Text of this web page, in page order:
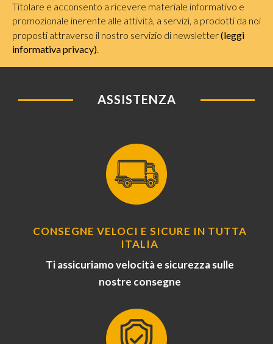
Titolare e acconsento a ricevere materiale informativo e
promozionale inerente alle attività, a servizi, a prodotti da noi
proposti attraverso il nostro servizio di newsletter(leggi
informativa privacy)
ASSISTENZA
CONSEGNE VELOCI E SICURE IN TUTTA
ITALIA
Ti assicuriamo velocità e sicurezza sulle
nostre consegne